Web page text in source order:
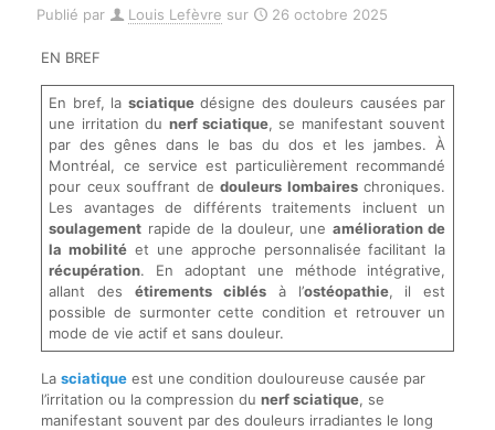
Publié par Louis Lefèvre sur 26 octobre 2025
EN BREF
En bref, la sciatiquedésigne des douleurs causées par
une irritation du nerf sciatique, se manifestant souvent
par des gênes dans le bas du dos et les jambes. À
Montréal, ce service est particulièrement recommandé
pour ceux souffrant dedouleurs lombaireschroniques.
Les avantages de différents traitements incluent un
soulagement rapide de la douleur, une amélioration de
la mobilité et une approche personnalisée facilitant la
récupération. En adoptant une méthode intégrative,
allant desétirements ciblésà l’ostéopathie, il est
possible de surmonter cette condition et retrouver un
mode de vie actif et sans douleur.
La sciatiqueest une condition douloureuse causée par
l’irritation ou la compression du nerf sciatique, se
manifestant souvent par des douleurs irradiantes le long